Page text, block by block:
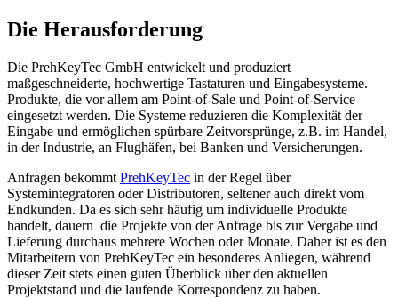
Die Herausforderung
Die PrehKeyTec GmbH entwickelt und produziert
maßgeschneiderte, hochwertige Tastaturen und Eingabesysteme.
Produkte, die vor allem am Point-of-Sale und Point-of-Service
eingesetzt werden. Die Systeme reduzieren die Komplexität der
Eingabe und ermöglichen spürbare Zeitvorsprünge, z.B. im Handel,
in der Industrie, an Flughäfen, bei Banken und Versicherungen.
Anfragen bekommt PrehKeyTec in der Regel über
Systemintegratoren oder Distributoren, seltener auch direkt vom
Endkunden. Da es sich sehr häufig um individuelle Produkte
handelt, dauern die Projekte von der Anfrage bis zur Vergabe und
Lieferung durchaus mehrere Wochen oder Monate. Daher ist es den
Mitarbeitern von PrehKeyTec ein besonderes Anliegen, während
dieser Zeit stets einen guten Überblick über den aktuellen
Projektstand und die laufende Korrespondenz zu haben.